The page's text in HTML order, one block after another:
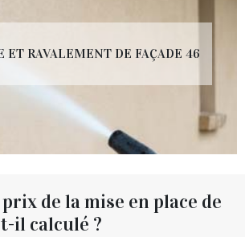
ET RAVALEMENT DE FAÇADE 46
de la mise en place de
il calculé ?